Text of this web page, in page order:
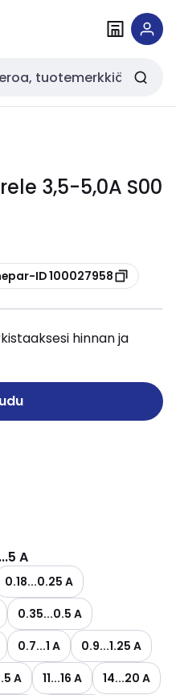
3,5-5,0A S00
ID 100027958
hinnan ja
A
0.18...0.25 A
0.35...0.5 A
0.7...1 A
0.9...1.25 A
A 11...16 A
14...20 A